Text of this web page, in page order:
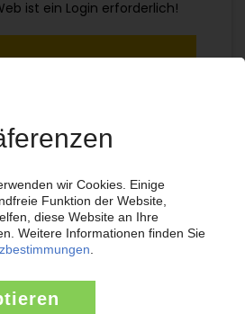
ist ein Login erforderlich!
Zugang
/Monat
kostenlos testen
KI-Abonnent? Jetzt